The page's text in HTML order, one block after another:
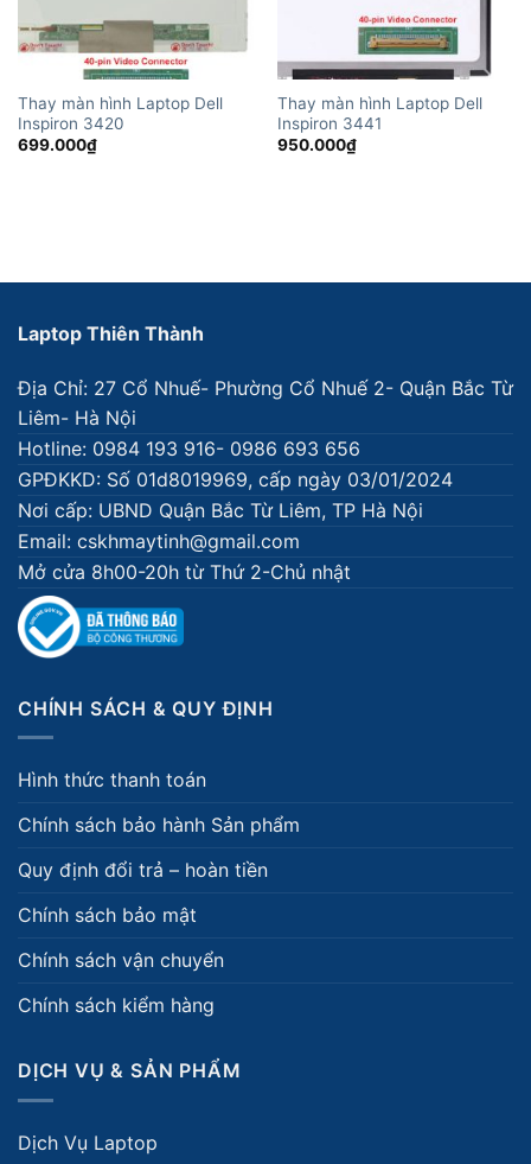
Thay màn hình Laptop Dell
Inspiron 3420
699.000₫
Thay màn hình Laptop Dell
Inspiron 3441
950.000₫
Laptop Thiên Thành
Địa Chỉ: 27 Cổ Nhuế- Phường Cổ Nhuế 2- Quận Bắc Từ
Liêm- Hà Nội
Hotline: 0984 193 916- 0986 693 656
GPĐKKD: Số 01d8019969, cấp ngày 03/01/2024
Nơi cấp: UBND Quận Bắc Từ Liêm, TP Hà Nội
Email: cskhmaytinh@gmail.com
Mở cửa 8h00-20h từ Thứ 2-Chủ nhật
CHÍNH SÁCH & QUY ĐỊNH
Hình thức thanh toán
Chính sách bảo hành Sản phẩm
Quy định đổi trả – hoàn tiền
Chính sách bảo mật
Chính sách vận chuyển
Chính sách kiểm hàng
DỊCH VỤ & SẢN PHẨM
Dịch Vụ Laptop